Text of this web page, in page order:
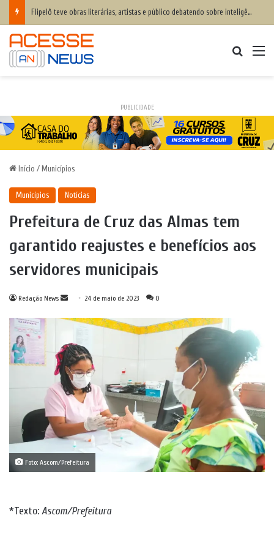
Flipelô teve obras literárias, artistas e público debatendo sobre inteligência humana x inteligência artificial
PUBLICIDADE
Início / Municípios
Municípios Notícias
Prefeitura de Cruz das Almas tem
garantido reajustes e benefícios aos
servidores municipais
Redação News
Mande
mail
24 de maio de 2023 0
Foto: Ascom/Prefeitura
*Texto: Ascom/Prefeitura